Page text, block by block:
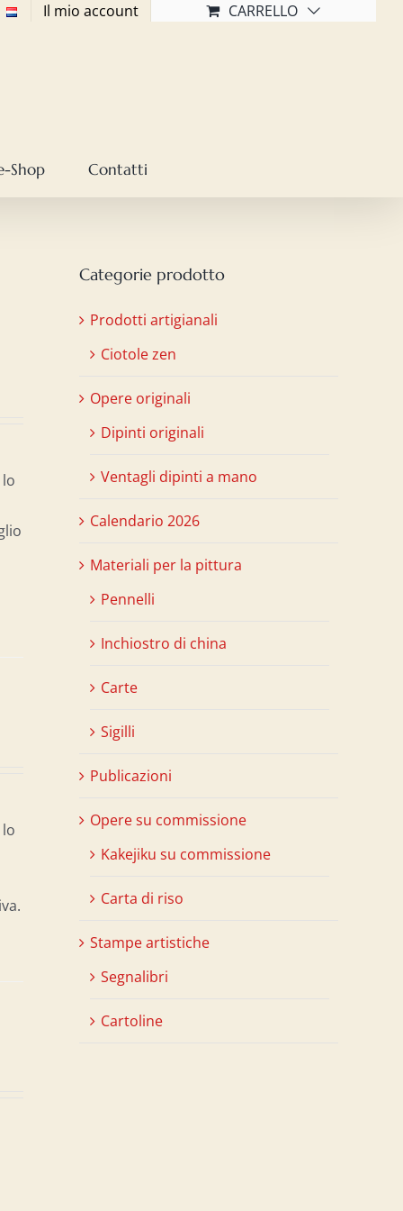
Il mio account CARRELLO
Shop Contatti
Categorie prodotto
Prodotti artigianali
Ciotole zen
Opere originali
Dipinti originali
Ventagli dipinti a mano
Calendario 2026
Materiali per la pittura
Pennelli
Inchiostro di china
Carte
Sigilli
Publicazioni
Opere su commissione
Kakejiku su commissione
Carta di riso
Stampe artistiche
Segnalibri
Cartoline